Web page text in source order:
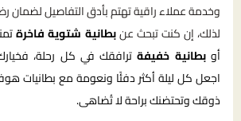
وخدمة عملاء راقية تهتم بأدق التفاصيل لضمان
لذلك، إن كنت تبحث عنبطانية شتوية فاخرة
أوبطانية خفيفةترافقك في كل رحلة،
اجعل كل ليلة أكثر دفئًا ونعومة مع بطانيات
ذوقك وتحتضنك براحة لا تُضاهى.